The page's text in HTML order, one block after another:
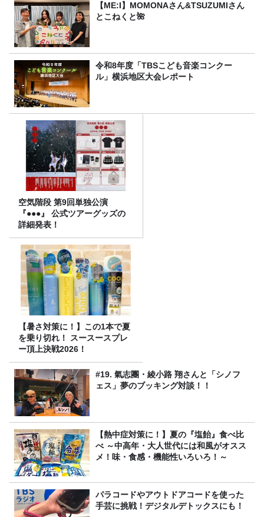
【ME:I】MOMONAさん&TSUZUMIさん
とこねくと🌺
令和8年度「TBSこども音楽コンクー
ル」横浜地区大会レポート
空気階段 第9回単独公演
『●●●』 公式ツアーグッズの
詳細発表！
【暑さ対策に！】この1本で夏
を乗り切れ！ スースースプレ
ー頂上決戦2026！
#19. 氣志團・綾小路 翔さんと「シノフ
ェス」夢のブッキング対談！！
【熱中症対策に！】夏の『塩飴』食べ比
べ ～中高年・大人世代には和風がオスス
メ！味・食感・機能性いろいろ！～
パラコードやアウトドアコードを使った
手芸に挑戦！デジタルデトックスにも！